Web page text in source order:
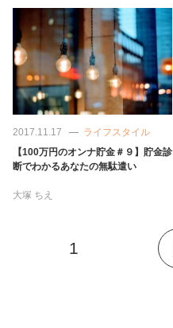
2017.11.17
ライフスタイル
【100万円のオンナ貯金＃９】貯金診
断でわかるあなたの無駄遣い
大塚 ちえ
1